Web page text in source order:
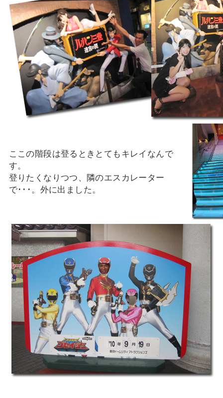
ここの階段は登るときとてもキレイなんで
す。
登りたくなりつつ、隣のエスカレーター
で･･･。外に出ました。